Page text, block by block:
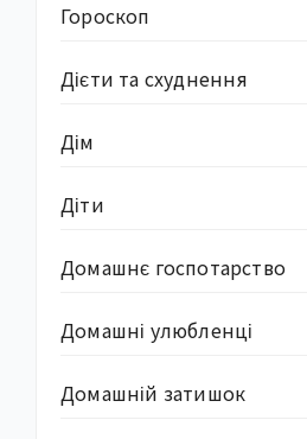
Гороскоп
Дієти та схуднення
Дім
Діти
Домашнє госпотарство
Домашні улюбленці
Домашній затишок